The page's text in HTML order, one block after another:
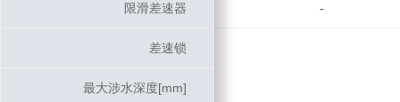
限滑差速器 -
差速锁
最大涉水深度[mm]
限滑差速器
差速锁
最大涉水深度[mm]